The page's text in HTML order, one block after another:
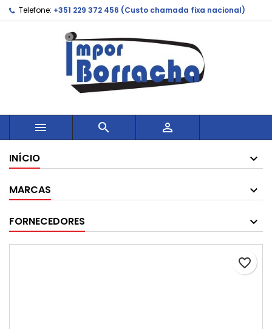
Telefone: +351 229 372 456 (Custo chamada fixa nacional)
  
INÍCIO
MARCAS
FORNECEDORES
favorite_border